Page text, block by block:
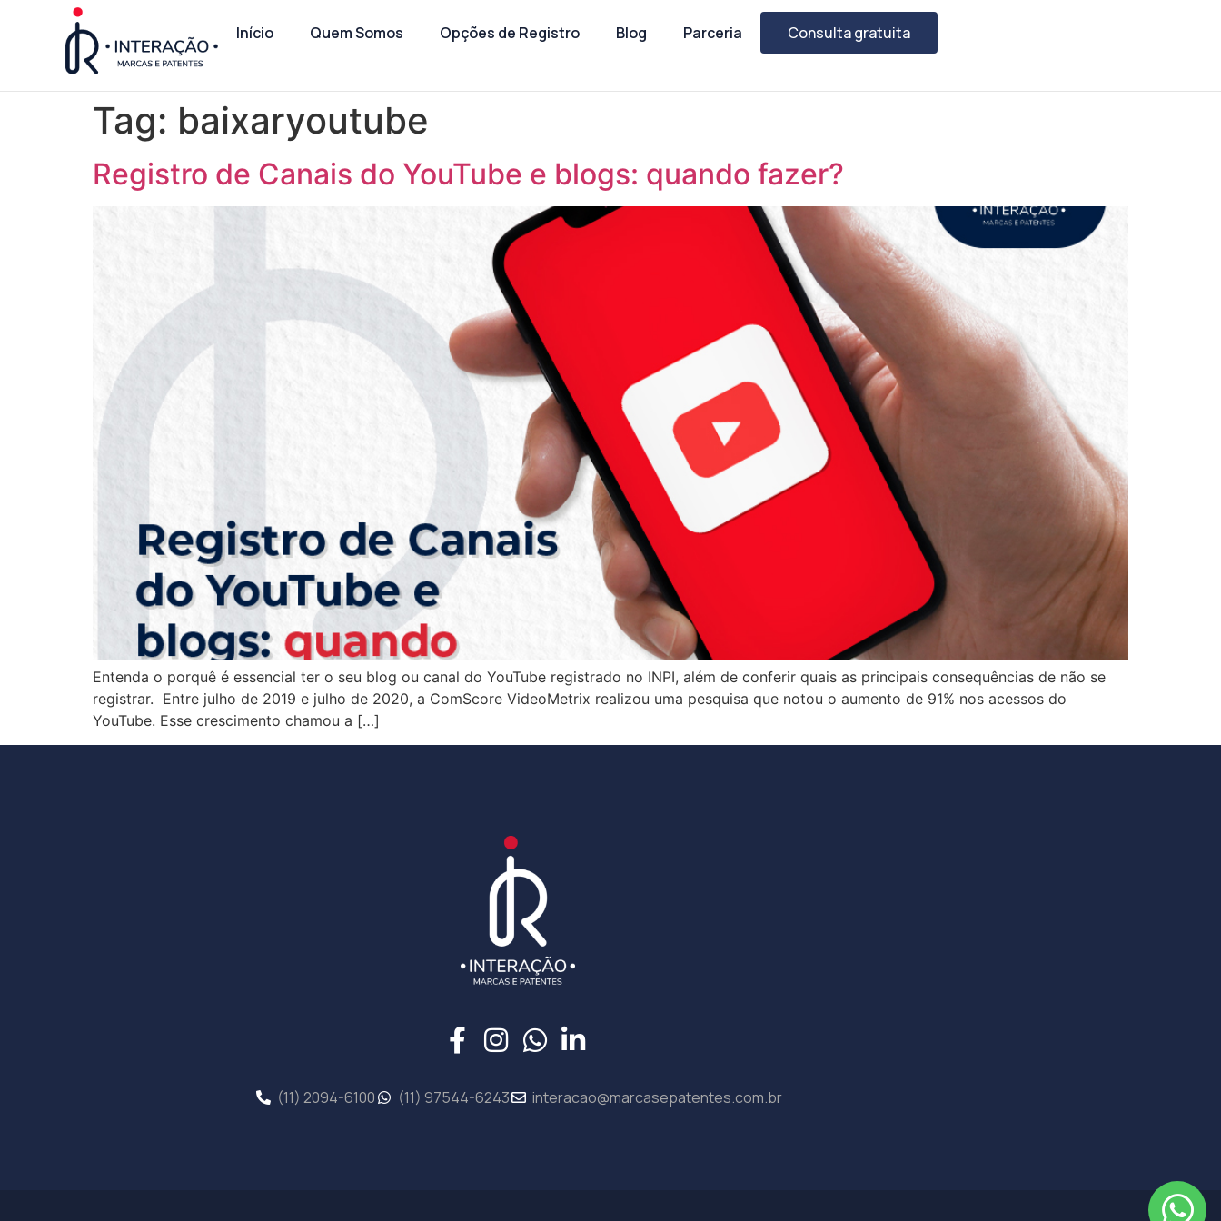
Início Quem Somos Opções de Registro Blog Parceria Consulta gratuita
Tag: baixaryoutube
Registro de Canais do YouTube e blogs: quando fazer?
Entenda o porquê é essencial ter o seu blog ou canal do YouTube registrado no INPI, além de conferir quais as principais consequências de não se
registrar. Entre julho de 2019 e julho de 2020, a ComScore VideoMetrix realizou uma pesquisa que notou o aumento de 91% nos acessos do
YouTube. Esse crescimento chamou a […]
(11) 2094-6100 (11) 97544-6243 interacao@marcasepatentes.com.br